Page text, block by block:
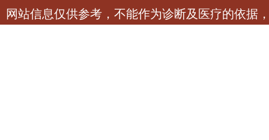
网站信息仅供参考，不能作为诊断及医疗的依据